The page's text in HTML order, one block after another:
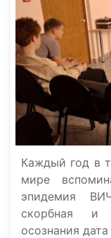
Каждый год в
мире
эпидемия
скорбная и
осознания